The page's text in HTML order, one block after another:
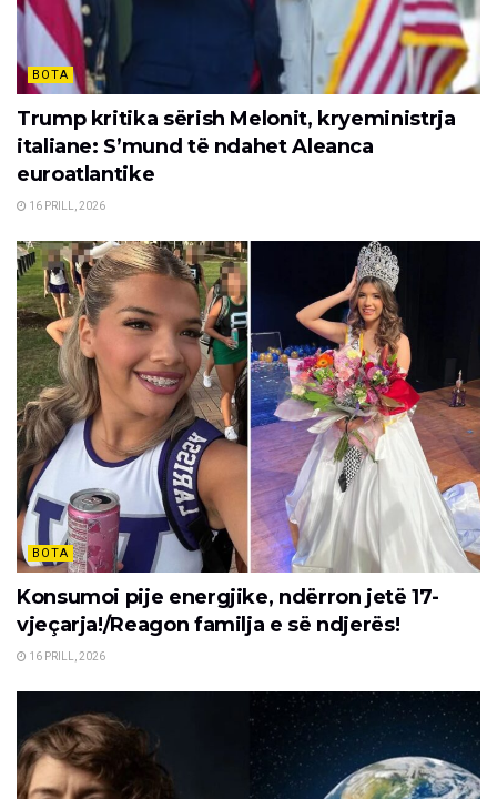
BOTA
Trump kritika sërish Melonit, kryeministrja
italiane: S’mund të ndahet Aleanca
euroatlantike
16 PRILL, 2026
BOTA
Konsumoi pije energjike, ndërron jetë 17-
vjeçarja!/Reagon familja e së ndjerës!
16 PRILL, 2026